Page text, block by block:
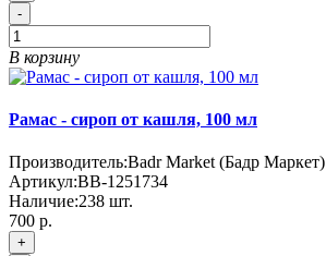
-
В корзину
Рамас - сироп от кашля, 100 мл
Производитель:Badr Market (Бадр Маркет)
Артикул:BB-1251734
Наличие:238 шт.
700 р.
+